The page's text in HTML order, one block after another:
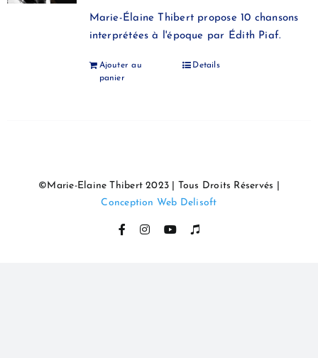
Marie-Élaine Thibert propose 10 chansons
interprétées à l'époque par Édith Piaf.
Ajouter au
panier
Details
©Marie-Elaine Thibert 2023 | Tous Droits Réservés |
Conception Web Delisoft
FacebookInstagramYouTube